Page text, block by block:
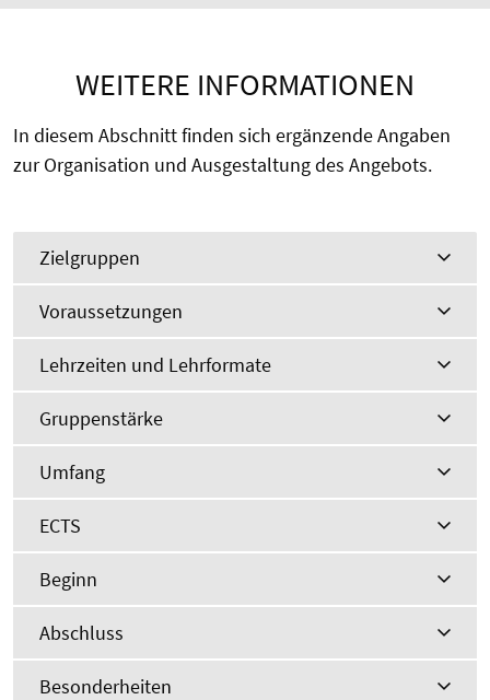
WEITERE INFORMATIONEN
In diesem Abschnitt finden sich ergänzende Angaben
zur Organisation und Ausgestaltung des Angebots.
Zielgruppen
Voraussetzungen
Lehrzeiten und Lehrformate
Gruppenstärke
Umfang
ECTS
Beginn
Abschluss
Besonderheiten